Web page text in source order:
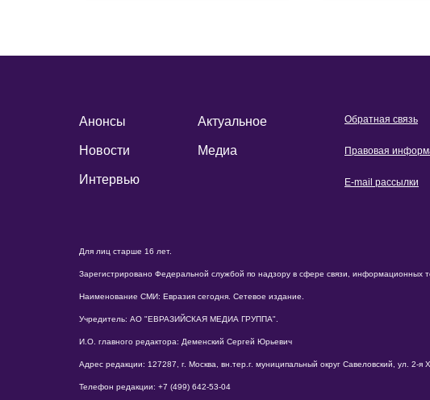
Анонсы
Новости
Интервью
Актуальное
Медиа
Обратная связь
Правовая
E-mail рассылки
Для лиц старше 16 лет.
Зарегистрировано Федеральной службой по надзору в сфере связи,
Наименование СМИ: Евразия сегодня. Сетевое издание.
Учредитель: АО "ЕВРАЗИЙСКАЯ МЕДИА ГРУППА".
И.О. главного редактора: Деменский Сергей Юрьевич
Адрес редакции: 127287, г. Москва, вн.тер.г. муниципальный округ Савеловский, ул. 2-я
Телефон редакции: +7 (499) 642-53-04